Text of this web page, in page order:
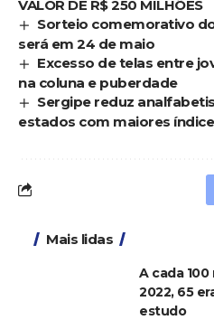
VALOR DE R$ 250 MILHÕES
Sorteio comemorativo
será em 24 de maio
Excesso de telas entre
na coluna e puberdade
Sergipe reduz
estados com maiores
Mais lidas
A cada
2022, 65
estudo